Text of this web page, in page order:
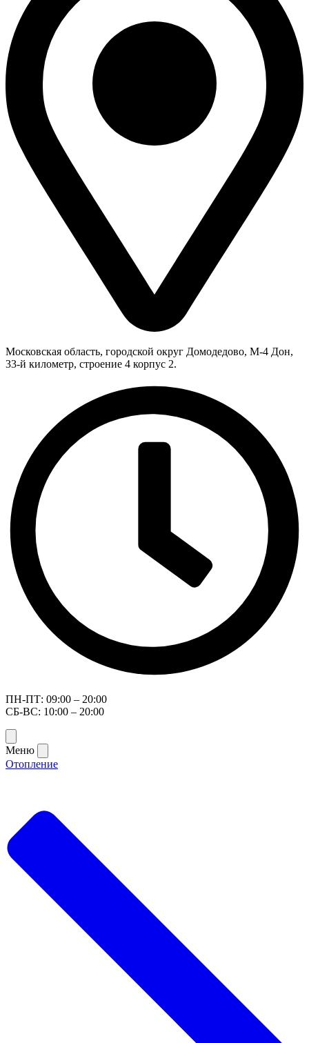
Московская область, городской округ Домодедово, М-4 Дон,
33-й километр, строение 4 корпус 2.
ПН-ПТ: 09:00 – 20:00
СБ-ВС: 10:00 – 20:00
Меню
Отопление